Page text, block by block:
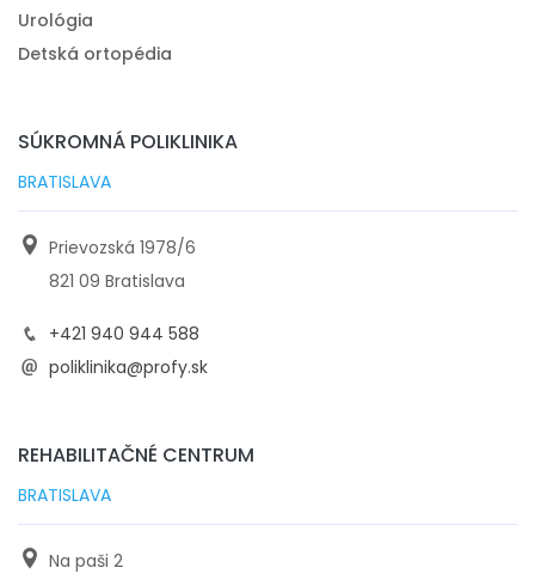
Urológia
Detská ortopédia
SÚKROMNÁ POLIKLINIKA
BRATISLAVA
Prievozská 1978/6
821 09 Bratislava
+421 940 944 588
poliklinika@profy.sk
REHABILITAČNÉ CENTRUM
BRATISLAVA
Na paši 2